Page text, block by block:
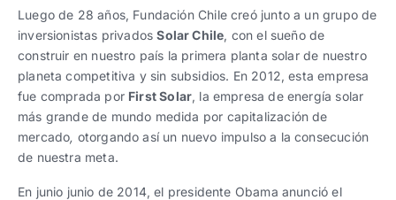
Luego de 28 años, Fundación Chile creó junto a un grupo de
inversionistas privadosSolar Chile, con el sueño de
construir en nuestro país la primera planta solar de nuestro
planeta competitiva y sin subsidios. En 2012, esta empresa
fue comprada por First Solar, la empresa de energía solar
más grande de mundo medida por capitalización de
mercado, otorgando así un nuevo impulso a la consecución
de nuestra meta.
En junio junio de 2014, el presidente Obama anunció el